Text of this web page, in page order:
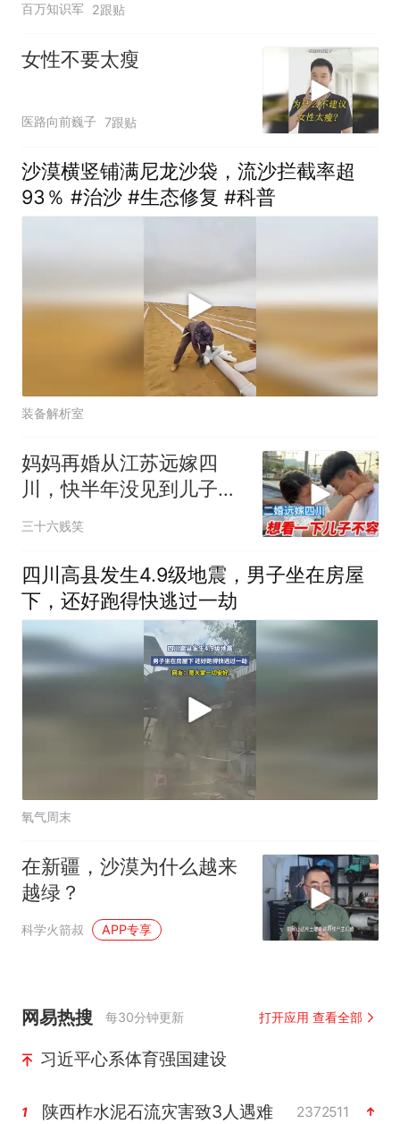
百万知识军 2跟贴
女性不要太瘦
医路向前巍子 7跟贴
沙漠横竖铺满尼龙沙袋，流沙拦截率超
93％ #治沙 #生态修复 #科普
装备解析室
妈妈再婚从江苏远嫁四
川，快半年没见到儿子
了，两边牵挂两头难啊
三十六贱笑
四川高县发生4.9级地震，男子坐在房屋
下，还好跑得快逃过一劫
氧气周末
在新疆，沙漠为什么越来
越绿？
科学火箭叔 APP专享
网易热搜 每30分钟更新 打开应用 查看全部
习近平心系体育强国建设
1 陕西柞水泥石流灾害致3人遇难 2372511